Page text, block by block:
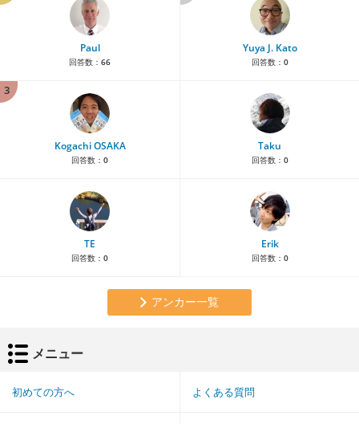
Paul
回答数： 66
Yuya J. Kato
回答数： 0
3
Kogachi OSAKA
回答数： 0
Taku
回答数： 0
TE
回答数： 0
Erik
回答数： 0
アンカー一覧
メニュー
初めての方へ よくある質問